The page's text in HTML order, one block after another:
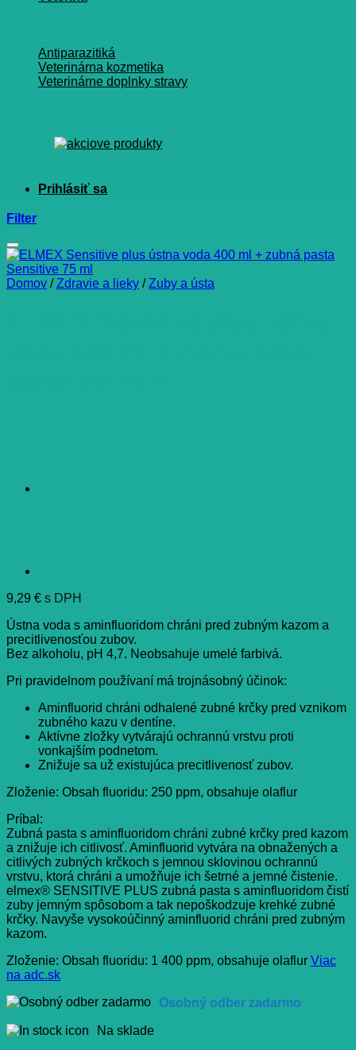
Antiparazitiká
Veterinárna kozmetika
Veterinárne doplnky stravy
Filter
Domov / Zdravie a lieky / Zuby a ústa
9,29 € s DPH
Ústna voda s aminfluoridom chráni pred zubným kazom a
precitlivenosťou zubov.
Bez alkoholu, pH 4,7. Neobsahuje umelé farbivá.
Pri pravidelnom používaní má trojnásobný účinok:
Aminfluorid chráni odhalené zubné krčky pred vznikom
zubného kazu v dentíne.
Aktívne zložky vytvárajú ochrannú vrstvu proti
vonkajším podnetom.
Znižuje sa už existujúca precitlivenosť zubov.
Zloženie: Obsah fluoridu: 250 ppm, obsahuje olaflur
Príbal:
Zubná pasta s aminfluoridom chráni zubné krčky pred kazom
a znižuje ich citlivosť. Aminfluorid vytvára na obnažených a
citlivých zubných krčkoch s jemnou sklovinou ochrannú
vrstvu, ktorá chráni a umožňuje ich šetrné a jemné čistenie.
elmex® SENSITIVE PLUS zubná pasta s aminfluoridom čistí
zuby jemným spôsobom a tak nepoškodzuje krehké zubné
krčky. Navyše vysokoúčinný aminfluorid chráni pred zubným
kazom.
Zloženie: Obsah fluoridu: 1 400 ppm, obsahuje olaflur Viac
na adc.sk
Osobný odber zadarmo
Na sklade